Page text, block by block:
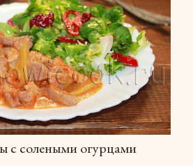
с солеными огурцами